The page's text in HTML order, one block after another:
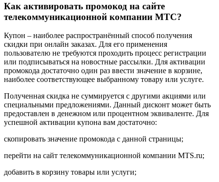
Как активировать промокод на сайте
телекоммуникационной компании МТС?
Купон – наиболее распространённый способ получения
скидки при онлайн заказах. Для его применения
пользователю не требуются проходить процесс регистрации
или подписываться на новостные рассылки. Для активации
промокода достаточно один раз ввести значение в корзине,
наиболее соответствующее выбранному товару или услуге.
Полученная скидка не суммируется с другими акциями или
специальными предложениями. Данный дисконт может быть
предоставлен в денежном или процентном эквиваленте. Для
успешной активации купона вам достаточно:
скопировать значение промокода с данной страницы;
перейти на сайт телекоммуникационной компании MTS.ru;
добавить в корзину товары или услуги;